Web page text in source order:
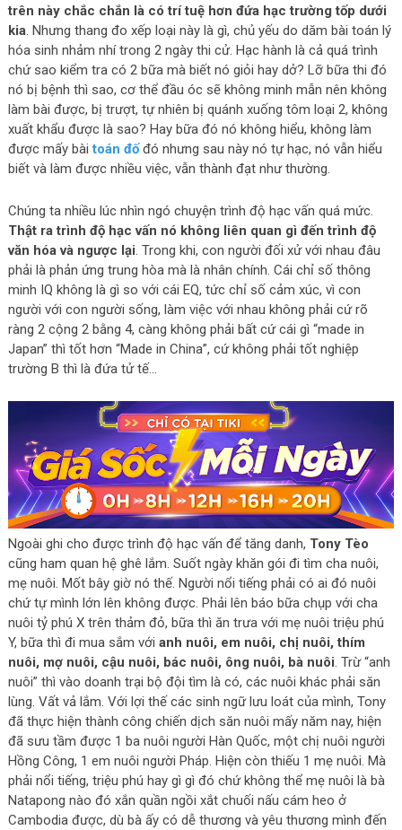
trên này chắc chắn là có trí tuệ hơn đứa hạc trường tốp dưới
kia. Nhưng thang đo xếp loại này là gì, chủ yếu do dăm bài toán lý
hóa sinh nhảm nhí trong 2 ngày thi cử. Hạc hành là cả quá trình
chứ sao kiểm tra có 2 bữa mà biết nó giỏi hay dở? Lỡ bữa thi đó
nó bị bệnh thì sao, cơ thể đầu óc sẽ không minh mẫn nên không
làm bài được, bị trượt, tự nhiên bị quánh xuống tôm loại 2, không
xuất khẩu được là sao? Hay bữa đó nó không hiểu, không làm
được mấy bàitoán đốđó nhưng sau này nó tự hạc, nó vẫn hiểu
biết và làm được nhiều việc, vẫn thành đạt như thường.
Chúng ta nhiều lúc nhìn ngó chuyện trình độ hạc vấn quá mức.
Thật ra trình độ hạc vấn nó không liên quan gì đến trình độ
văn hóa và ngược lại. Trong khi, con người đối xử với nhau đâu
phải là phản ứng trung hòa mà là nhân chính. Cái chỉ số thông
minh IQ không là gì so với cái EQ, tức chỉ số cảm xúc, vì con
người với con người sống, làm việc với nhau không phải cứ rõ
ràng 2 cộng 2 bằng 4, càng không phải bất cứ cái gì “made in
Japan” thì tốt hơn “Made in China”, cứ không phải tốt nghiệp
trường B thì là đứa tử tế…
Ngoài ghi cho được trình độ hạc vấn để tăng danh, Tony Tèo
cũng ham quan hệ ghê lắm. Suốt ngày khăn gói đi tìm cha nuôi,
mẹ nuôi. Mốt bây giờ nó thế. Người nổi tiếng phải có ai đó nuôi
chứ tự mình lớn lên không được. Phải lên báo bữa chụp với cha
nuôi tỷ phú X trên thảm đỏ, bữa thì ăn trưa với mẹ nuôi triệu phú
Y, bữa thì đi mua sắm với anh nuôi, em nuôi, chị nuôi, thím
nuôi, mợ nuôi, cậu nuôi, bác nuôi, ông nuôi, bà nuôi. Trừ “anh
nuôi” thì vào doanh trại bộ đội tìm là có, các nuôi khác phải săn
lùng. Vất vả lắm. Với lợi thế các sinh ngữ lưu loát của mình, Tony
đã thực hiện thành công chiến dịch săn nuôi mấy năm nay, hiện
đã sưu tầm được 1 ba nuôi người Hàn Quốc, một chị nuôi người
Hồng Công, 1 em nuôi người Pháp. Hiện còn thiếu 1 mẹ nuôi. Mà
phải nổi tiếng, triệu phú hay gì gì đó chứ không thể mẹ nuôi là bà
Natapong nào đó xắn quần ngồi xắt chuối nấu cám heo ở
Cambodia được, dù bà ấy có dễ thương và yêu thương mình đến